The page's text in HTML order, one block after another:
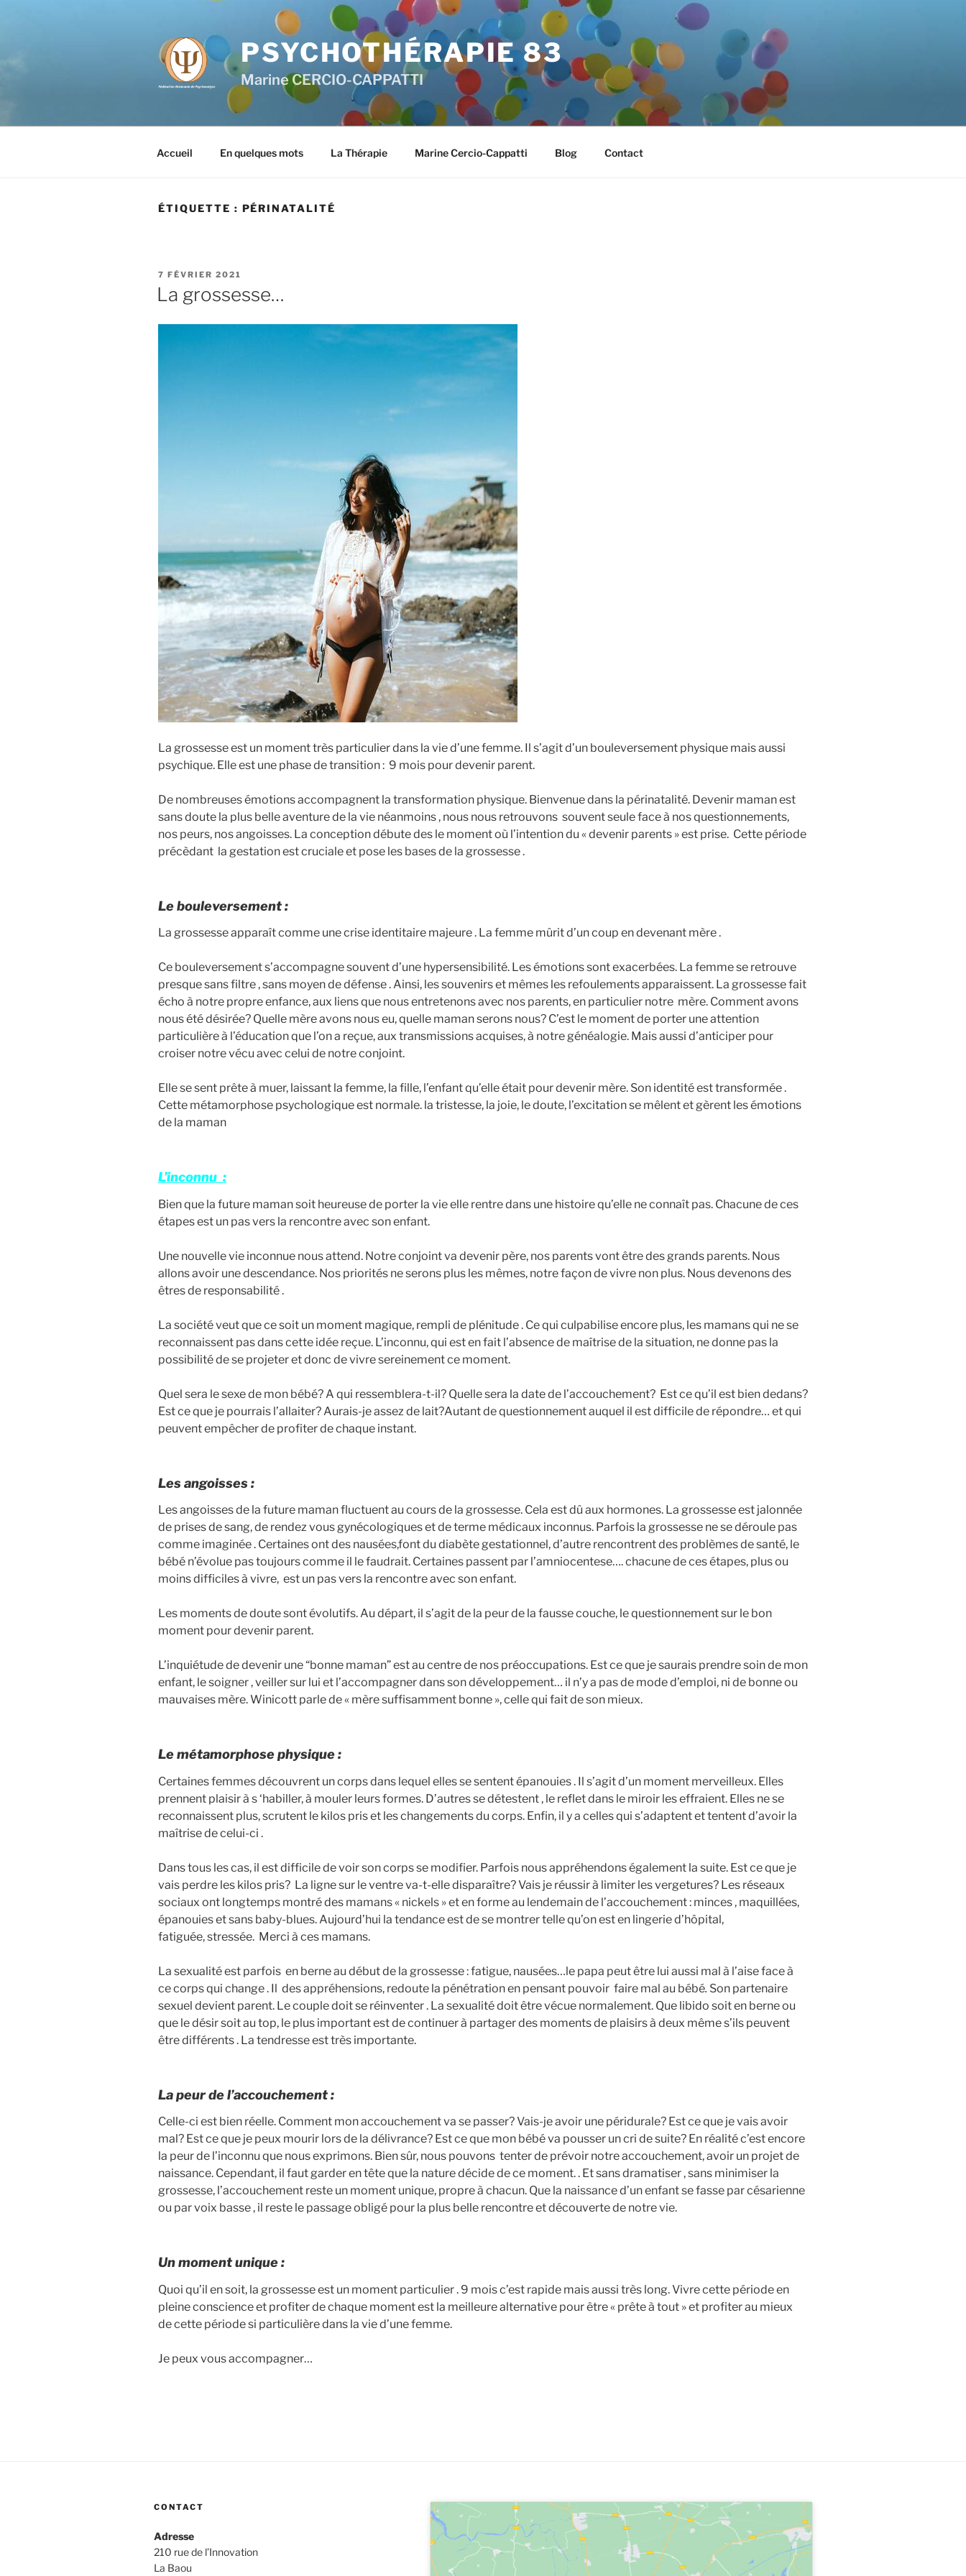
PSYCHOTHÉRAPIE 83
Marine CERCIO-CAPPATTI
Accueil En quelques mots La Thérapie Marine Cercio-Cappatti Blog Contact
ÉTIQUETTE : PÉRINATALITÉ
PUBLIÉ
LE
7 FÉVRIER 2021
La grossesse…
La grossesse est un moment très particulier dans la vie d’une femme. Il s’agit d’un bouleversement physique mais aussi
psychique. Elle est une phase de transition : 9 mois pour devenir parent.
De nombreuses émotions accompagnent la transformation physique. Bienvenue dans la périnatalité. Devenir maman est
sans doute la plus belle aventure de la vie néanmoins , nous nous retrouvons souvent seule face à nos questionnements,
nos peurs, nos angoisses. La conception débute des le moment où l’intention du « devenir parents » est prise. Cette période
précèdant la gestation est cruciale et pose les bases de la grossesse .
Le bouleversement :
La grossesse apparaît comme une crise identitaire majeure . La femme mûrit d’un coup en devenant mère .
Ce bouleversement s’accompagne souvent d’une hypersensibilité. Les émotions sont exacerbées. La femme se retrouve
presque sans filtre , sans moyen de défense . Ainsi, les souvenirs et mêmes les refoulements apparaissent. La grossesse fait
écho à notre propre enfance, aux liens que nous entretenons avec nos parents, en particulier notre mère. Comment avons
nous été désirée? Quelle mère avons nous eu, quelle maman serons nous? C’est le moment de porter une attention
particulière à l’éducation que l’on a reçue, aux transmissions acquises, à notre généalogie. Mais aussi d’anticiper pour
croiser notre vécu avec celui de notre conjoint.
Elle se sent prête à muer, laissant la femme, la fille, l’enfant qu’elle était pour devenir mère. Son identité est transformée .
Cette métamorphose psychologique est normale. la tristesse, la joie, le doute, l’excitation se mêlent et gèrent les émotions
de la maman
L’inconnu :
Bien que la future maman soit heureuse de porter la vie elle rentre dans une histoire qu’elle ne connaît pas. Chacune de ces
étapes est un pas vers la rencontre avec son enfant.
Une nouvelle vie inconnue nous attend. Notre conjoint va devenir père, nos parents vont être des grands parents. Nous
allons avoir une descendance. Nos priorités ne serons plus les mêmes, notre façon de vivre non plus. Nous devenons des
êtres de responsabilité .
La société veut que ce soit un moment magique, rempli de plénitude . Ce qui culpabilise encore plus, les mamans qui ne se
reconnaissent pas dans cette idée reçue. L’inconnu, qui est en fait l’absence de maîtrise de la situation, ne donne pas la
possibilité de se projeter et donc de vivre sereinement ce moment.
Quel sera le sexe de mon bébé? A qui ressemblera-t-il? Quelle sera la date de l’accouchement? Est ce qu’il est bien dedans?
Est ce que je pourrais l’allaiter? Aurais-je assez de lait?Autant de questionnement auquel il est difficile de répondre… et qui
peuvent empêcher de profiter de chaque instant.
Les angoisses :
Les angoisses de la future maman fluctuent au cours de la grossesse. Cela est dû aux hormones. La grossesse est jalonnée
de prises de sang, de rendez vous gynécologiques et de terme médicaux inconnus. Parfois la grossesse ne se déroule pas
comme imaginée . Certaines ont des nausées,font du diabète gestationnel, d’autre rencontrent des problèmes de santé, le
bébé n’évolue pas toujours comme il le faudrait. Certaines passent par l’amniocentese…. chacune de ces étapes, plus ou
moins difficiles à vivre, est un pas vers la rencontre avec son enfant.
Les moments de doute sont évolutifs. Au départ, il s’agit de la peur de la fausse couche, le questionnement sur le bon
moment pour devenir parent.
L’inquiétude de devenir une “bonne maman” est au centre de nos préoccupations. Est ce que je saurais prendre soin de mon
enfant, le soigner , veiller sur lui et l’accompagner dans son développement… il n’y a pas de mode d’emploi, ni de bonne ou
mauvaises mère. Winicott parle de « mère suffisamment bonne », celle qui fait de son mieux.
Le métamorphose physique :
Certaines femmes découvrent un corps dans lequel elles se sentent épanouies . Il s’agit d’un moment merveilleux. Elles
prennent plaisir à s ‘habiller, à mouler leurs formes. D’autres se détestent , le reflet dans le miroir les effraient. Elles ne se
reconnaissent plus, scrutent le kilos pris et les changements du corps. Enfin, il y a celles qui s’adaptent et tentent d’avoir la
maîtrise de celui-ci .
Dans tous les cas, il est difficile de voir son corps se modifier. Parfois nous appréhendons également la suite. Est ce que je
vais perdre les kilos pris? La ligne sur le ventre va-t-elle disparaître? Vais je réussir à limiter les vergetures? Les réseaux
sociaux ont longtemps montré des mamans « nickels » et en forme au lendemain de l’accouchement : minces , maquillées,
épanouies et sans baby-blues. Aujourd’hui la tendance est de se montrer telle qu’on est en lingerie d’hôpital,
fatiguée, stressée. Merci à ces mamans.
La sexualité est parfois en berne au début de la grossesse : fatigue, nausées…le papa peut être lui aussi mal à l’aise face à
ce corps qui change . Il des appréhensions, redoute la pénétration en pensant pouvoir faire mal au bébé. Son partenaire
sexuel devient parent. Le couple doit se réinventer . La sexualité doit être vécue normalement. Que libido soit en berne ou
que le désir soit au top, le plus important est de continuer à partager des moments de plaisirs à deux même s’ils peuvent
être différents . La tendresse est très importante.
La peur de l’accouchement :
Celle-ci est bien réelle. Comment mon accouchement va se passer? Vais-je avoir une péridurale? Est ce que je vais avoir
mal? Est ce que je peux mourir lors de la délivrance? Est ce que mon bébé va pousser un cri de suite? En réalité c’est encore
la peur de l’inconnu que nous exprimons. Bien sûr, nous pouvons tenter de prévoir notre accouchement, avoir un projet de
naissance. Cependant, il faut garder en tête que la nature décide de ce moment. . Et sans dramatiser , sans minimiser la
grossesse, l’accouchement reste un moment unique, propre à chacun. Que la naissance d’un enfant se fasse par césarienne
ou par voix basse , il reste le passage obligé pour la plus belle rencontre et découverte de notre vie.
Un moment unique :
Quoi qu’il en soit, la grossesse est un moment particulier . 9 mois c’est rapide mais aussi très long. Vivre cette période en
pleine conscience et profiter de chaque moment est la meilleure alternative pour être « prête à tout » et profiter au mieux
de cette période si particulière dans la vie d’une femme.
Je peux vous accompagner…
CONTACT
Adresse
210 rue de l’Innovation
La Baou